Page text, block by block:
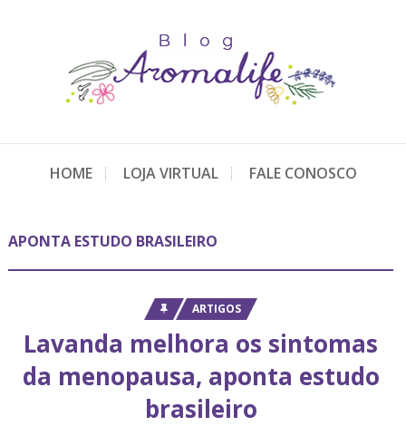
HOME LOJA VIRTUAL FALE CONOSCO
APONTA ESTUDO BRASILEIRO
ARTIGOS
Lavanda melhora os sintomas
da menopausa, aponta estudo
brasileiro